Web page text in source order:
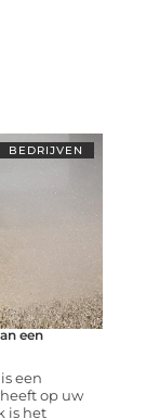
BEDRIJVEN
een
een
op uw
is het